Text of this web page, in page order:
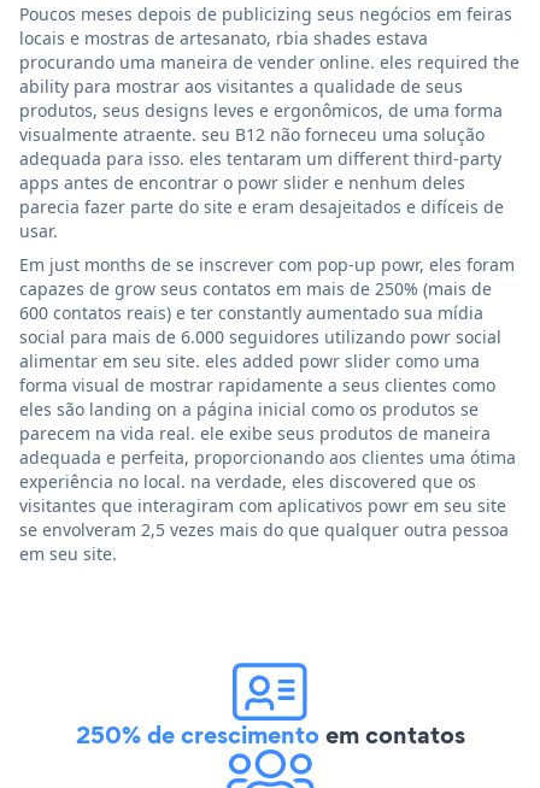
Poucos meses depois de publicizing seus negócios em feiras
locais e mostras de artesanato, rbia shades estava
procurando uma maneira de vender online. eles required the
ability para mostrar aos visitantes a qualidade de seus
produtos, seus designs leves e ergonômicos, de uma forma
visualmente atraente. seu B12 não forneceu uma solução
adequada para isso. eles tentaram um different third-party
apps antes de encontrar o powr slider e nenhum deles
parecia fazer parte do site e eram desajeitados e difíceis de
usar.
Em just months de se inscrever com pop-up powr, eles foram
capazes de grow seus contatos em mais de 250% (mais de
600 contatos reais) e ter constantly aumentado sua mídia
social para mais de 6.000 seguidores utilizando powr social
alimentar em seu site. eles added powr slider como uma
forma visual de mostrar rapidamente a seus clientes como
eles são landing on a página inicial como os produtos se
parecem na vida real. ele exibe seus produtos de maneira
adequada e perfeita, proporcionando aos clientes uma ótima
experiência no local. na verdade, eles discovered que os
visitantes que interagiram com aplicativos powr em seu site
se envolveram 2,5 vezes mais do que qualquer outra pessoa
em seu site.
250% de crescimentoem contatos